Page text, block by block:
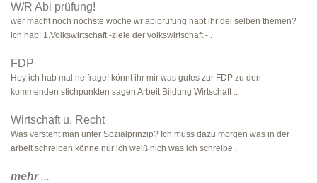
W/R Abi prüfung!
wer macht noch nöchste woche wr abiprüfung habt ihr dei selben themen?
ich hab: 1.Volkswirtschaft -ziele der volkswirtschaft -..
FDP
Hey ich hab mal ne frage! könnt ihr mir was gutes zur FDP zu den
kommenden stichpunkten sagen Arbeit Bildung Wirtschaft ..
Wirtschaft u. Recht
Was versteht man unter Sozialprinzip? Ich muss dazu morgen was in der
arbeit schreiben könne nur ich weiß nich was ich schreibe..
mehr...